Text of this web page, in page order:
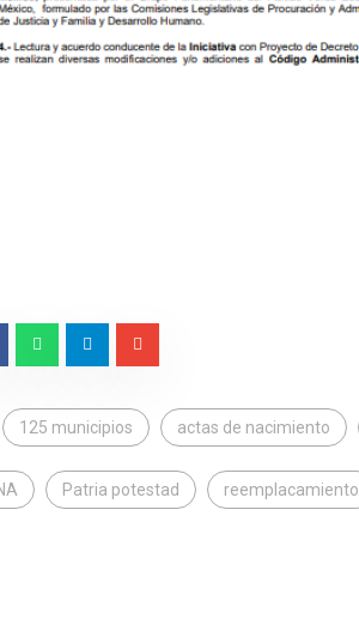
125 municipios actas de nacimiento
Patria potestad reemplacamiento